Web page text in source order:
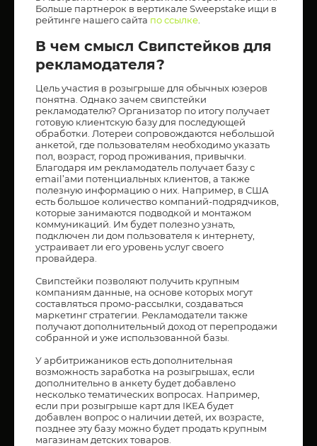
Больше партнерок в вертикале Sweepstake ищи в
рейтинге нашего сайта по ссылке
В чем смысл Свипстейков для
рекламодателя?
Цель участия в розыгрыше для обычных юзеров
понятна. Однако зачем свипстейки
рекламодателю? Организатор по итогу получает
готовую клиентскую базу для последующей
обработки. Лотереи сопровождаются небольшой
анкетой, где пользователям необходимо указать
пол, возраст, город проживания, привычки.
Благодаря им рекламодатель получает базу с
email’ами потенциальных клиентов, а также
полезную информацию о них. Например, в США
есть большое количество компаний-подрядчиков,
которые занимаются подводкой и монтажом
коммуникаций. Им будет полезно узнать,
подключен ли дом пользователя к интернету,
устраивает ли его уровень услуг своего
провайдера.
Свипстейки позволяют получить крупным
компаниям данные, на основе которых могут
составляться промо-рассылки, создаваться
маркетинг стратегии. Рекламодатели также
получают дополнительный доход от перепродажи
собранной и уже использованной базы.
У арбитрижаников есть дополнительная
возможность заработка на розыгрышах, если
дополнительно в анкету будет добавлено
несколько тематических вопросах. Например,
если при розыгрыше карт для IKEA будет
добавлен вопрос о наличии детей, их возрасте,
позднее эту базу можно будет продать крупным
магазинам детских товаров.